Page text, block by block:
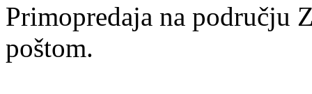
Primopredaja na području
poštom.